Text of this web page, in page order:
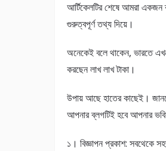
আর্টিকেলটির শেষে আমরা একজন
গুরুত্বপূর্ণ তথ্য দিয়ে।
অনেকেই বলে থাকেন, ভারতে
করছেন লাখ লাখ টাকা।
উপায় আছে হাতের কাছেই।
আপনার ব্লগটিই হবে আপনার
১। বিজ্ঞাপন প্রকাশ: সবথেকে